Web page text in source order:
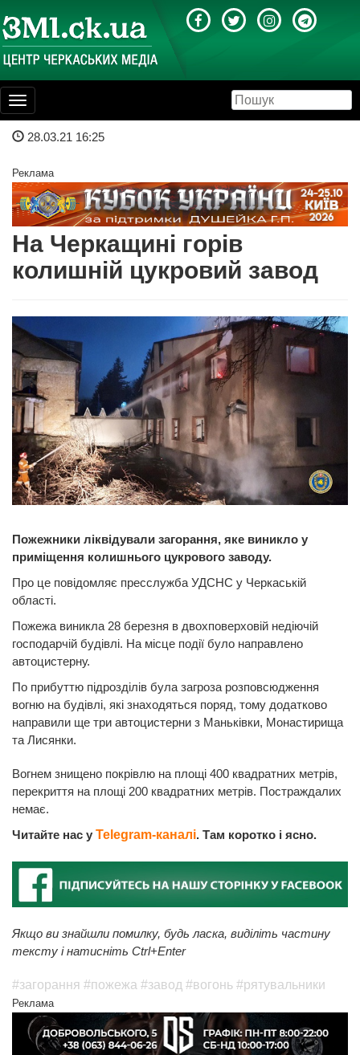
Toggle
navigation
28.03.21 16:25
Реклама
На Черкащині горів
колишній цукровий завод
Пожежники ліквідували загорання, яке виникло у
приміщення колишнього цукрового заводу.
Про це повідомляє пресслужба УДСНС у Черкаській
області.
Пожежа виникла 28 березня в двохповерховій недіючій
господарчій будівлі. На місце події було направлено
автоцистерну.
По прибуттю підрозділів була загроза розповсюдження
вогню на будівлі, які знаходяться поряд, тому додатково
направили ще три автоцистерни з Маньківки, Монастирища
та Лисянки.
Вогнем знищено покрівлю на площі 400 квадратних метрів,
перекриття на площі 200 квадратних метрів. Постраждалих
немає.
Читайте нас у Telegram-каналі. Там коротко і ясно.
Якщо ви знайшли помилку, будь ласка, виділіть частину
тексту і натисніть Ctrl+Enter
#загорання #пожежа #завод #вогонь #рятувальники
Реклама